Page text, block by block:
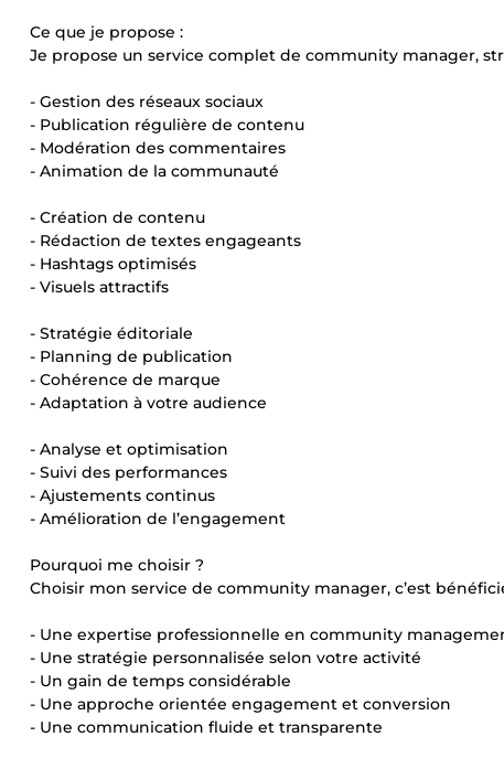
Ce que je propose :
Je propose un service complet de community manager,
- Gestion des réseaux sociaux
- Publication régulière de contenu
- Modération des commentaires
- Animation de la communauté
- Création de contenu
- Rédaction de textes engageants
- Hashtags optimisés
- Visuels attractifs
- Stratégie éditoriale
- Planning de publication
- Cohérence de marque
- Adaptation à votre audience
- Analyse et optimisation
- Suivi des performances
- Ajustements continus
- Amélioration de l’engagement
Pourquoi me choisir ?
Choisir mon service de community manager, c’est
- Une expertise professionnelle en community
- Une stratégie personnalisée selon votre activité
- Un gain de temps considérable
- Une approche orientée engagement et conversion
- Une communication fluide et transparente